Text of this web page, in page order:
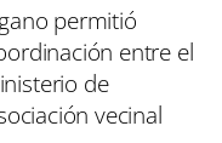
permitió
entre el
de
vecinal